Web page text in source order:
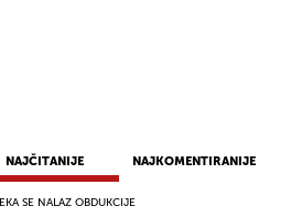
NAJČITANIJE NAJKOMENTIRANIJE
SE NALAZ OBDUKCIJE